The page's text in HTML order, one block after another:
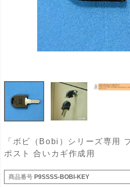
「ボビ（Bobi）シリーズ専用
ポスト 合いカギ作成用
商品番号 P9SSSS-BOBI-KEY